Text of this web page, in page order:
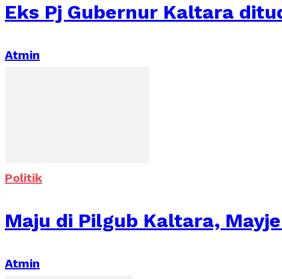
Eks Pj Gubernur Kaltara
Atmin
Politik
Maju di Pilgub Kaltara,
Atmin